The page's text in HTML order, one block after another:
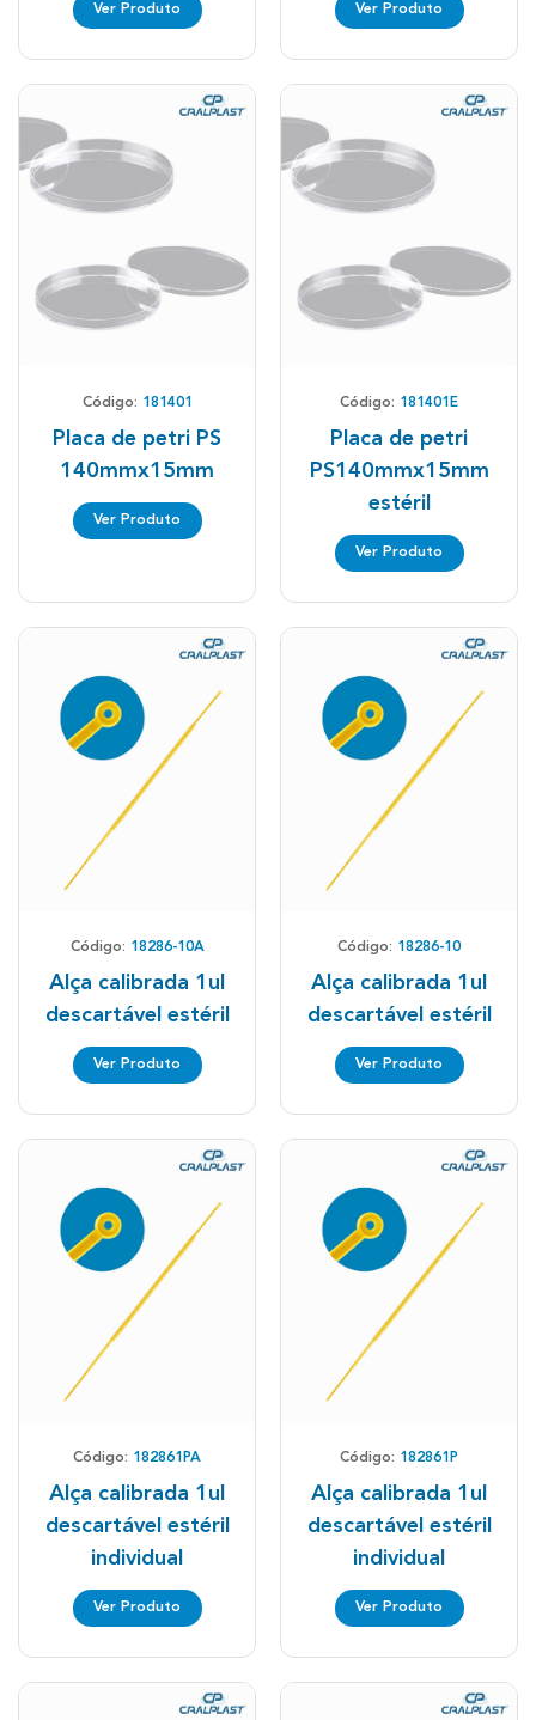
Ver Produto Ver Produto
Código: 181401
Placa de petri PS
140mmx15mm
Ver Produto
Código: 181401E
Placa de petri
PS140mmx15mm
estéril
Ver Produto
Código: 18286-10A
Alça calibrada 1ul
descartável estéril
Ver Produto
Código: 18286-10
Alça calibrada 1ul
descartável estéril
Ver Produto
Código: 182861PA
Alça calibrada 1ul
descartável estéril
individual
Ver Produto
Código: 182861P
Alça calibrada 1ul
descartável estéril
individual
Ver Produto